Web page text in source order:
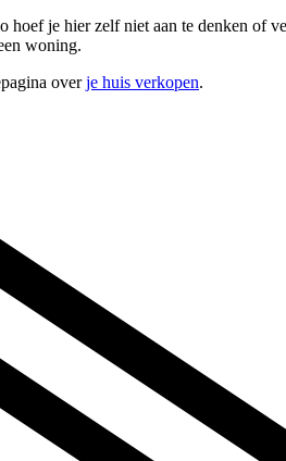
je hier zelf niet aan te denken of
woning.
overje huis verkopen.